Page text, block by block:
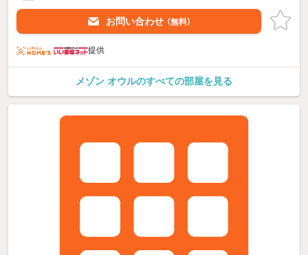
お問い合わせ （無料）
提供
メゾン オウルのすべての部屋を見る